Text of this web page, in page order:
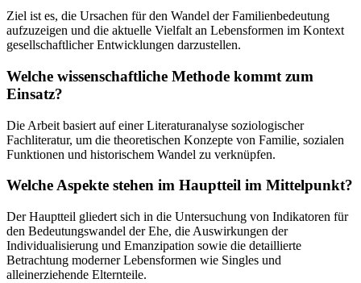
Ziel ist es, die Ursachen für den Wandel der Familienbedeutung
aufzuzeigen und die aktuelle Vielfalt an Lebensformen im Kontext
gesellschaftlicher Entwicklungen darzustellen.
Welche wissenschaftliche Methode kommt zum
Einsatz?
Die Arbeit basiert auf einer Literaturanalyse soziologischer
Fachliteratur, um die theoretischen Konzepte von Familie, sozialen
Funktionen und historischem Wandel zu verknüpfen.
Welche Aspekte stehen im Hauptteil im Mittelpunkt?
Der Hauptteil gliedert sich in die Untersuchung von Indikatoren für
den Bedeutungswandel der Ehe, die Auswirkungen der
Individualisierung und Emanzipation sowie die detaillierte
Betrachtung moderner Lebensformen wie Singles und
alleinerziehende Elternteile.